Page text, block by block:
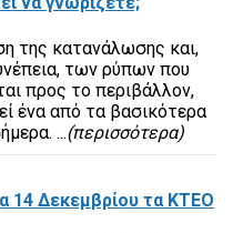
της κατανάλωσης και,
των ρύπων που
προς το περιβάλλον,
ένα από τα βασικότερα
...(περισσότερα)
14 Δεκεμβρίου τα ΚΤΕΟ